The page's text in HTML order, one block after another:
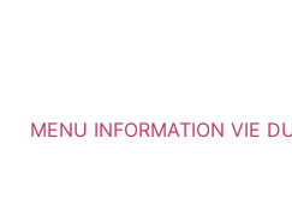
MENU INFORMATION VIE